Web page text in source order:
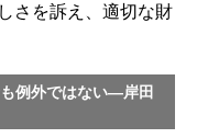
さを訴え、適切な財
例外ではない―岸田